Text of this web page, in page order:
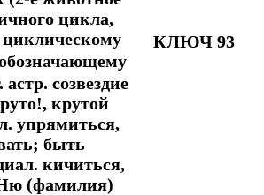
цикла,
циклическому
астр. созвездие
крутой
упрямиться,
быть
кичиться,
(фамилия)
КЛЮЧ 93